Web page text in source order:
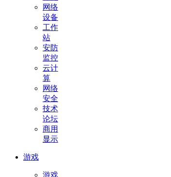
网络
设备
工作
站
安防
监控
云计
算
网络
安全
技术
论坛
商用
显示
游戏
游戏